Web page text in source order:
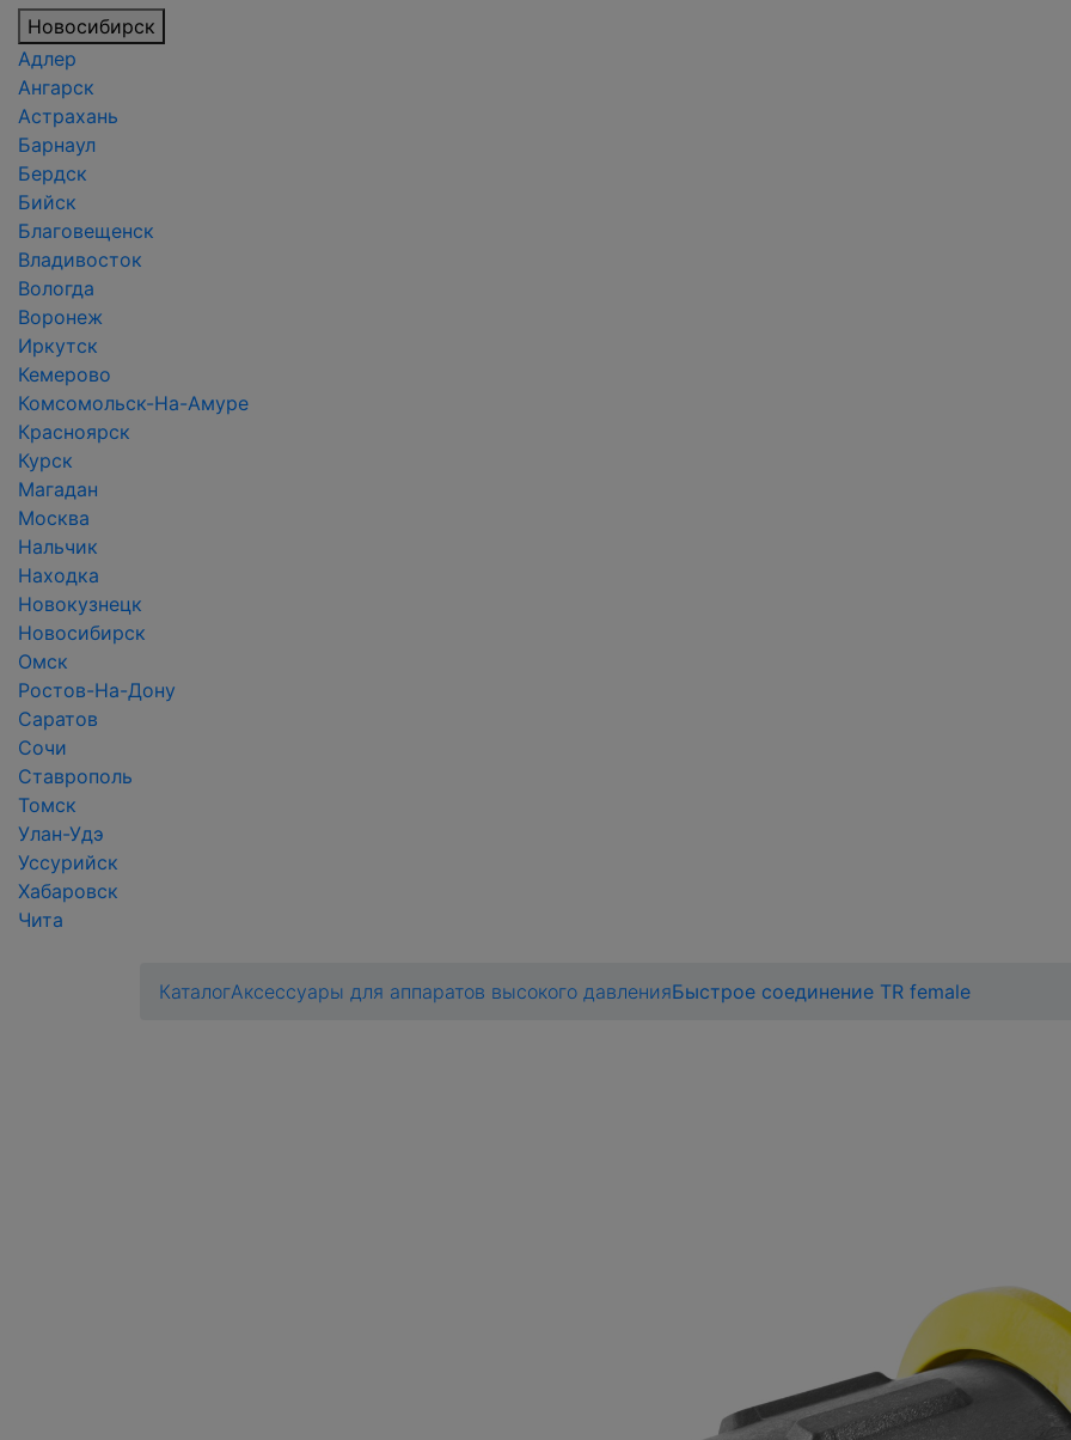
Новосибирск
Адлер
Ангарск
Астрахань
Барнаул
Бердск
Бийск
Благовещенск
Владивосток
Вологда
Воронеж
Иркутск
Кемерово
Комсомольск-На-Амуре
Красноярск
Курск
Магадан
Москва
Нальчик
Находка
Новокузнецк
Новосибирск
Омск
Ростов-На-Дону
Саратов
Сочи
Ставрополь
Томск
Улан-Удэ
Уссурийск
Хабаровск
Чита
КаталогАксессуары для аппаратов высокого давленияБыстрое соединение TR female